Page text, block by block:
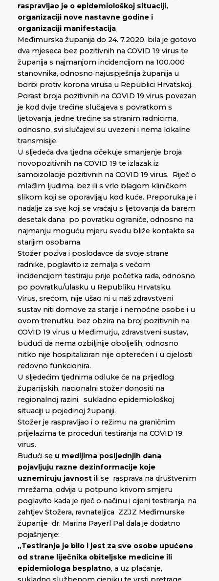
raspravljao je o epidemiološkoj situaciji,
organizaciji nove nastavne godine i
organizaciji manifestacija
Međimurska županija do 24. 7.2020. bila je gotovo
dva mjeseca bez pozitivnih na COVID 19 virus te
županija s najmanjom incidencijom na 100.000
stanovnika, odnosno najuspješnija županija u
borbi protiv korona virusa u Republici Hrvatskoj.
Porast broja pozitivnih na COVID 19 virus povezan
je kod dvije trećine slučajeva s povratkom s
ljetovanja, jedne trećine sa stranim radnicima,
odnosno, svi slučajevi su uvezeni i nema lokalne
transmisije.
U sljedeća dva tjedna očekuje smanjenje broja
novopozitivnih na COVID 19 te izlazak iz
samoizolacije pozitivnih na COVID 19 virus. Riječ o
mlađim ljudima, bez ili s vrlo blagom kliničkom
slikom koji se oporavljaju kod kuće. Preporuka je i
nadalje za sve koji se vraćaju s ljetovanja da barem
desetak dana po povratku ograniče, odnosno na
najmanju moguću mjeru svedu bliže kontakte sa
starijim osobama.
Stožer poziva i poslodavce da svoje strane
radnike, poglavito iz zemalja s većom
incidencijom testiraju prije početka rada, odnosno
po povratku/ulasku u Republiku Hrvatsku.
Virus, srećom, nije ušao ni u naš zdravstveni
sustav niti domove za starije i nemoćne osobe i u
ovom trenutku, bez obzira na broj pozitivnih na
COVID 19 virus u Međimurju, zdravstveni sustav,
budući da nema ozbiljnije oboljelih, odnosno
nitko nije hospitaliziran nije opterećen i u cijelosti
redovno funkcionira.
U sljedećim tjednima odluke će na prijedlog
županijskih, nacionalni stožer donositi na
regionalnoj razini, sukladno epidemiološkoj
situaciji u pojedinoj županiji.
Stožer je raspravljao i o režimu na graničnim
prijelazima te proceduri testiranja na COVID 19
virus.
Budući se u medijima posljednjih dana
pojavljuju razne dezinformacije koje
uznemiruju javnost ili se rasprava na društvenim
mrežama, odvija u potpuno krivom smjeru
poglavito kada je riječ o načinu i cijeni testiranja, na
zahtjev Stožera, ravnateljica ZZJZ Međimurske
županije dr. Marina Payerl Pal dala je dodatno
pojašnjenje:
„Testiranje je bilo i jest za sve osobe upućene
od strane liječnika obiteljske medicine ili
epidemiologa besplatno, a uz plaćanje,